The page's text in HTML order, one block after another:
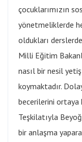
çocuklarımızın
yönetmeliklerde
oldukları
Milli Eğitim
nasıl bir nesil
koymaktadır.
becerilerini ortaya
Teşkilatıyla
bir anlaşma